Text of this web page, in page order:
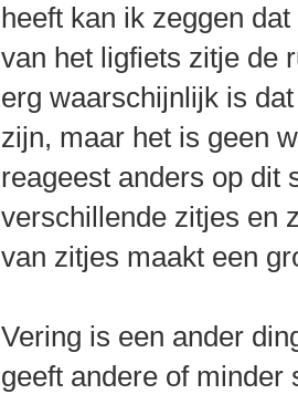
heeft kan ik zeggen
van het ligfiets zitje de
erg waarschijnlijk is
zijn, maar het is geen
reageest anders op dit
verschillende zitjes en
van zitjes maakt een
Vering is een ander
geeft andere of minder